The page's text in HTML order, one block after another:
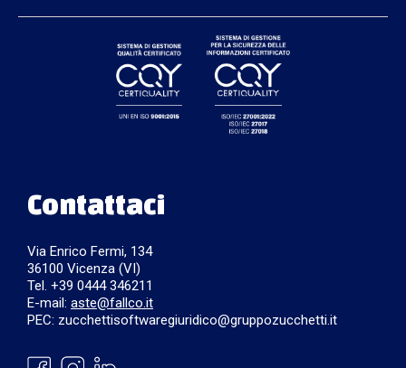
Contattaci
Via Enrico Fermi, 134
36100 Vicenza (VI)
Tel. +39 0444 346211
E-mail: aste@fallco.it
PEC: zucchettisoftwaregiuridico@gruppozucchetti.it